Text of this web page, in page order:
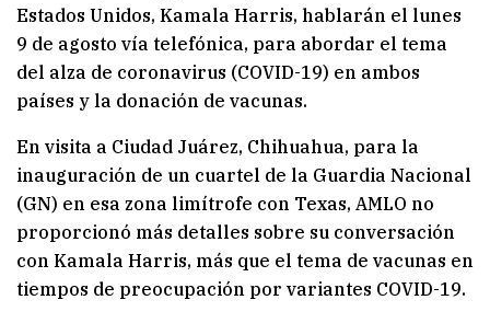
Estados Unidos, Kamala Harris, hablarán el lunes
9 de agosto vía telefónica, para abordar el tema
del alza de coronavirus (COVID-19) en ambos
países y la donación de vacunas.
En visita a Ciudad Juárez, Chihuahua, para la
inauguración de un cuartel de la Guardia Nacional
(GN) en esa zona limítrofe con Texas, AMLO no
proporcionó más detalles sobre su conversación
con Kamala Harris, más que el tema de vacunas en
tiempos de preocupación por variantes COVID-19.